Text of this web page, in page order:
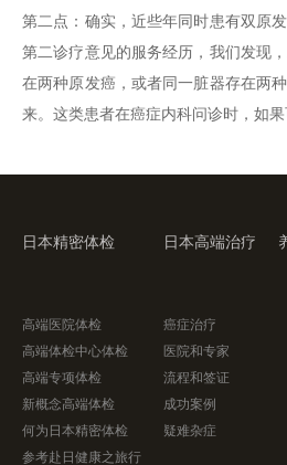
第二点：确实，近些年同时患有双原
第二诊疗意见的服务经历，我们发现
在两种原发癌，或者同一脏器存在两
来。这类患者在癌症内科问诊时，如
日本精密体检
高端医院体检
高端体检中心体检
高端专项体检
新概念高端体检
何为日本精密体检
参考赴日健康之旅行
日本高端治疗
癌症治疗
医院和专家
流程和签证
成功案例
疑难杂症